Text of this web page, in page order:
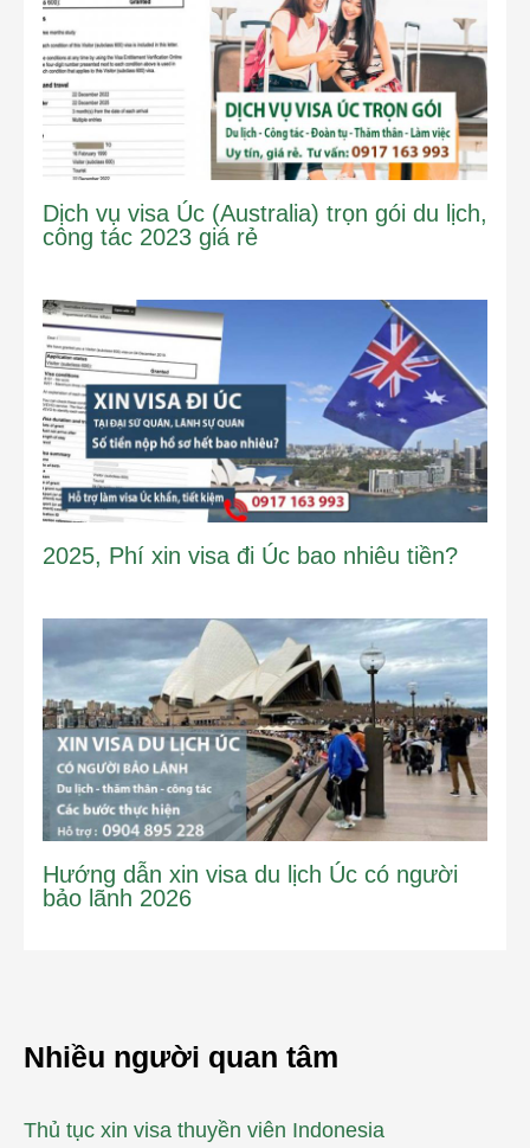
Dịch vụ visa Úc (Australia) trọn gói du lịch,
công tác 2023 giá rẻ
2025, Phí xin visa đi Úc bao nhiêu tiền?
Hướng dẫn xin visa du lịch Úc có người
bảo lãnh 2026
Nhiều người quan tâm
Thủ tục xin visa thuyền viên Indonesia